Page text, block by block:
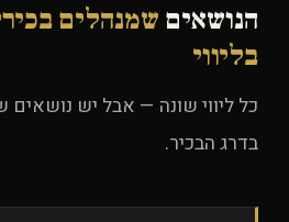
הנושאים שמנהלים
בליווי
כל ליווי שונה — אבל יש
בדרג הבכיר.